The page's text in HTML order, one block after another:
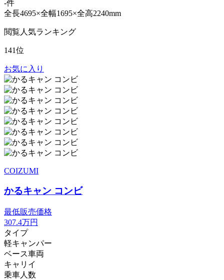
-件
全長4695×全幅1695×全高2240mm
閲覧人気ランキング
141位
お気に入り
COIZUMI
かるキャン コンビ
最低販売価格
307.4万円
タイプ
軽キャンパー
ベース車両
キャリイ
乗車人数